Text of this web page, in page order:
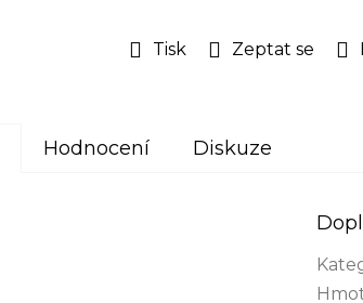
Tisk Zeptat se
Hodnocení Diskuze